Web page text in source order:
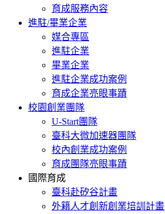
育成服務內容
進駐/畢業企業
媒合專區
進駐企業
畢業企業
進駐企業成功案例
育成企業亮眼事蹟
校園創業團隊
U-Start團隊
臺科大微加速器團隊
校內創業成功案例
育成團隊亮眼事蹟
國際育成
臺科赴矽谷計畫
外籍人才創新創業培訓計畫